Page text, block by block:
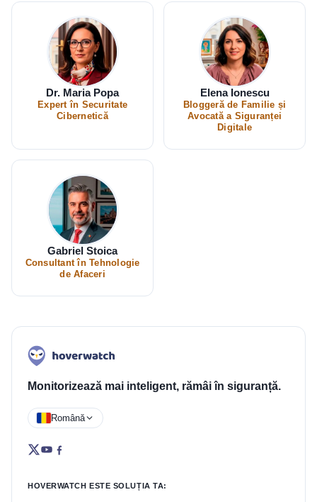
Dr. Maria Popa
Expert în Securitate
Cibernetică
Elena Ionescu
Bloggeră de Familie și
Avocată a Siguranței
Digitale
Gabriel Stoica
Consultant în Tehnologie
de Afaceri
Monitorizează mai inteligent, rămâi în siguranță.
Română
HOVERWATCH ESTE SOLUȚIA TA: